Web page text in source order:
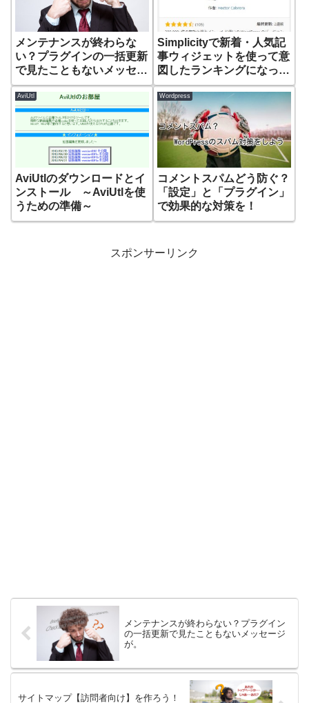
メンテナンスが終わらな
い？プラグインの一括更新
で見たこともないメッセー
ジが。
Simplicityで新着・人気記
事ウィジェットを使って意
図したランキングになって
いなかった理由。
AviUtl
AviUtlのダウンロードとイ
ンストール ～AviUtlを使
うための準備～
Wordpress
コメントスパムどう防ぐ？
「設定」と「プラグイン」
で効果的な対策を！
スポンサーリンク
メンテナンスが終わらない？プラグイン
の一括更新で見たこともないメッセージ
が。
サイトマップ【訪問者向け】を作ろう！